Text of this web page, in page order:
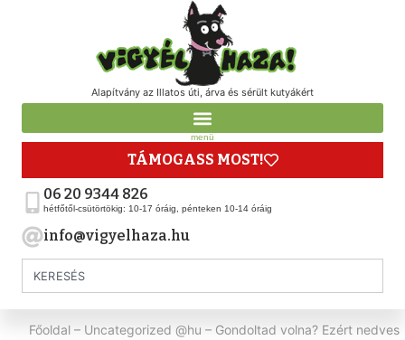
Alapítvány az Illatos úti, árva és sérült kutyákért
menü
TÁMOGASS MOST!
06 20 9344 826
hétfőtől-csütörtökig: 10-17 óráig, pénteken 10-14 óráig
info@vigyelhaza.hu
Főoldal – Uncategorized @hu – Gondoltad volna? Ezért nedves